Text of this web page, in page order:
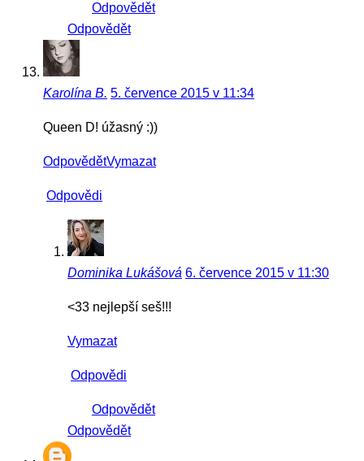
Odpovědět
Odpovědět
Karolína B. 5. července 2015 v 11:34
Queen D! úžasný :))
OdpovědětVymazat
Odpovědi
Dominika Lukášová 6. července 2015 v 11:30
<33 nejlepší seš!!!
Vymazat
Odpovědi
Odpovědět
Odpovědět